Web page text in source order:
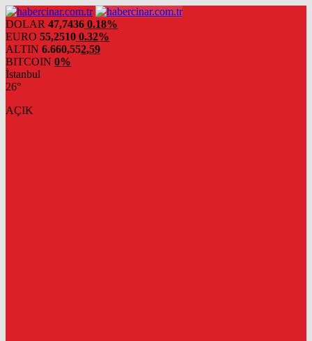
DOLAR 47,7436 0.18%
EURO 55,2510 0.32%
ALTIN 6.660,552,59
BITCOIN 0%
İstanbul
26°
AÇIK